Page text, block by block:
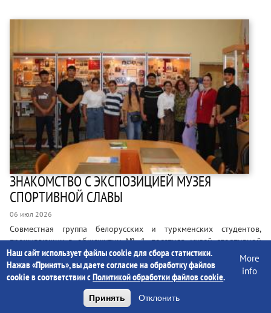
ЗНАКОМСТВО С ЭКСПОЗИЦИЕЙ МУЗЕЯ
СПОРТИВНОЙ СЛАВЫ
06 июл 2026
Совместная группа белорусских и туркменских студентов,
проживающих в общежитии № 1, посетила музей спортивной
славы Гомельщины. Наши гости узнали о достижениях героев
спорта, представленных в экспозиции музея. Организация
экскурсии – инициатива воспитателя общежития Алисы
Салицкой. Проводимые воспитательные мероприятия, в том
числе и эта беседа-экскурсия, позитивно сказываются на
Наш сайт использует файлы cookie для сбора статистики.
Нажав «Принять», вы даете согласие на обработку файлов
cookie в соответствии сПолитикой обработки файлов cookie.
More
info
Принять Отклонить